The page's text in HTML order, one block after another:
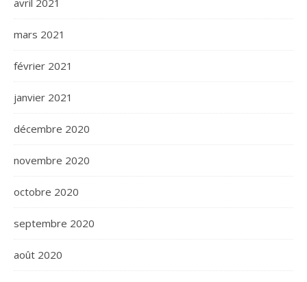
mars 2021
février 2021
janvier 2021
décembre 2020
novembre 2020
octobre 2020
septembre 2020
août 2020